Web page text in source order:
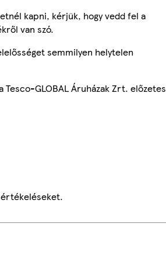
kapni, kérjük, hogy vedd fel a
van szó.
semmilyen helytelen
GLOBAL Áruházak Zrt. előzetes